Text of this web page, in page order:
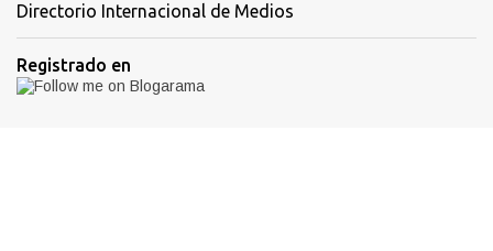
Directorio Internacional de Medios
Registrado en